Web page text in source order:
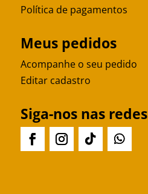
Política de pagamentos
Meus pedidos
Acompanhe o seu pedido
Editar cadastro
Siga-nos nas redes